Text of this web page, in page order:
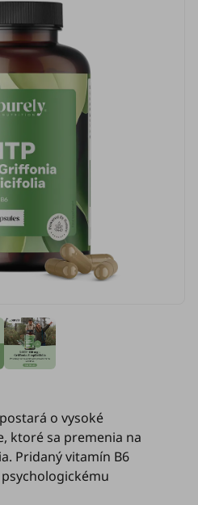
o vysoké
ktoré sa premenia na
Pridaný vitamín B6